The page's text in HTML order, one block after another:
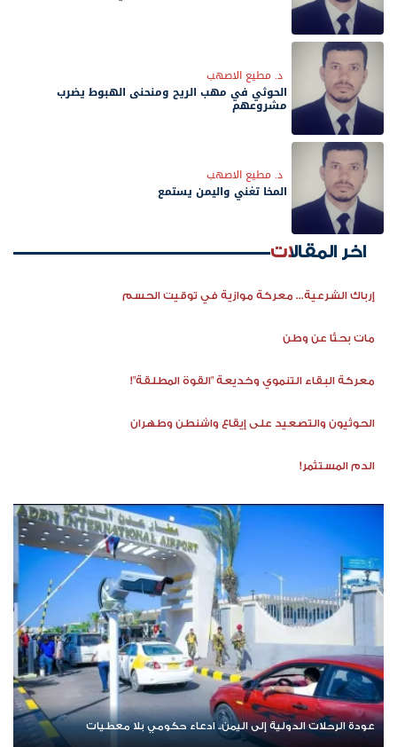
د. مطيع الاصهب
الحوثي في مهب الريح ومنحنى الهبوط يضرب
مشروعهم
د. مطيع الاصهب
المخا تغني واليمن يستمع
اخر المقالات
إرباك الشرعية... معركة موازية في توقيت الحسم
مات بحثًا عن وطن
معركة البقاء التنموي وخديعة "القوة المطلقة"!
الحوثيون والتصعيد على إيقاع واشنطن وطهران
الدم المستثمر!
عودة الرحلات الدولية إلى اليمن.. ادعاء حكومي بلا معطيات